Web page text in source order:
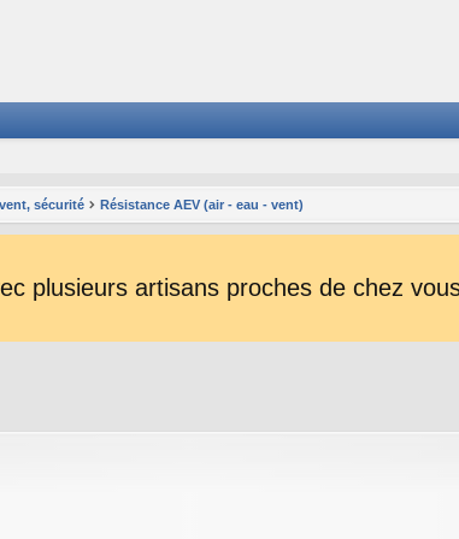
sécurité Résistance AEV (air - eau - vent)
plusieurs artisans proches de chez